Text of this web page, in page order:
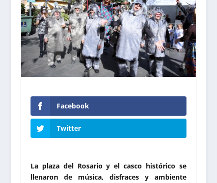
Facebook
Twitter
La plaza del Rosario y el casco histórico se
llenaron de música, disfraces y ambiente